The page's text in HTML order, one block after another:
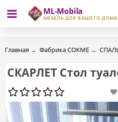
ML-Mobila
МЕБЕЛЬ ДЛЯ ВАШЕГО ДОМА
RU RO
Главная → Фабрика СОКМЕ →
СКАРЛЕТ Стол